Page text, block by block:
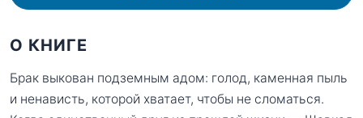
О КНИГЕ
Брак выкован подземным адом: голод, каменная пыль
и ненависть, которой хватает, чтобы не сломаться.